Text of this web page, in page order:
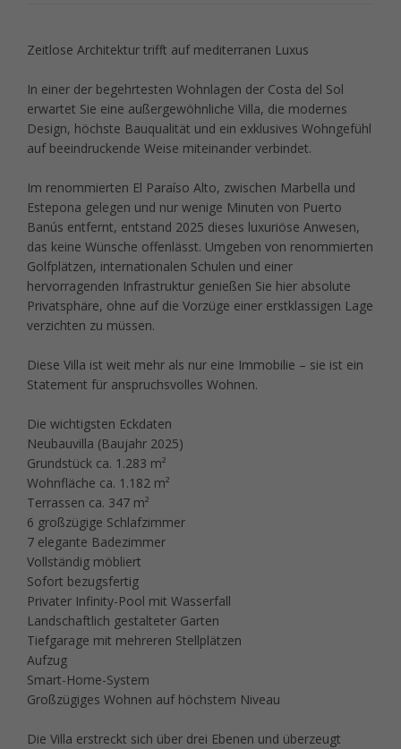
Zeitlose Architektur trifft auf mediterranen Luxus
In einer der begehrtesten Wohnlagen der Costa del Sol
erwartet Sie eine außergewöhnliche Villa, die modernes
Design, höchste Bauqualität und ein exklusives Wohngefühl
auf beeindruckende Weise miteinander verbindet.
Im renommierten El Paraíso Alto, zwischen Marbella und
Estepona gelegen und nur wenige Minuten von Puerto
Banús entfernt, entstand 2025 dieses luxuriöse Anwesen,
das keine Wünsche offenlässt. Umgeben von renommierten
Golfplätzen, internationalen Schulen und einer
hervorragenden Infrastruktur genießen Sie hier absolute
Privatsphäre, ohne auf die Vorzüge einer erstklassigen Lage
verzichten zu müssen.
Diese Villa ist weit mehr als nur eine Immobilie – sie ist ein
Statement für anspruchsvolles Wohnen.
Die wichtigsten Eckdaten
Neubauvilla (Baujahr 2025)
Grundstück ca. 1.283 m²
Wohnfläche ca. 1.182 m²
Terrassen ca. 347 m²
6 großzügige Schlafzimmer
7 elegante Badezimmer
Vollständig möbliert
Sofort bezugsfertig
Privater Infinity-Pool mit Wasserfall
Landschaftlich gestalteter Garten
Tiefgarage mit mehreren Stellplätzen
Aufzug
Smart-Home-System
Großzügiges Wohnen auf höchstem Niveau
Die Villa erstreckt sich über drei Ebenen und überzeugt